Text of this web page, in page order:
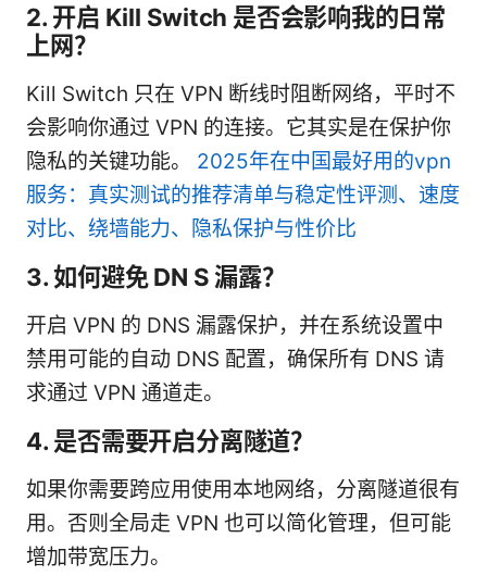
2. 开启 Kill Switch 是否会影响我的日常
上网？
Kill Switch 只在 VPN 断线时阻断网络，平时不
会影响你通过 VPN 的连接。它其实是在保护你
隐私的关键功能。 2025年在中国最好用的vpn
服务：真实测试的推荐清单与稳定性评测、速度
对比、绕墙能力、隐私保护与性价比
3. 如何避免 DN S 漏露？
开启 VPN 的 DNS 漏露保护，并在系统设置中
禁用可能的自动 DNS 配置，确保所有 DNS 请
求通过 VPN 通道走。
4. 是否需要开启分离隧道？
如果你需要跨应用使用本地网络，分离隧道很有
用。否则全局走 VPN 也可以简化管理，但可能
增加带宽压力。